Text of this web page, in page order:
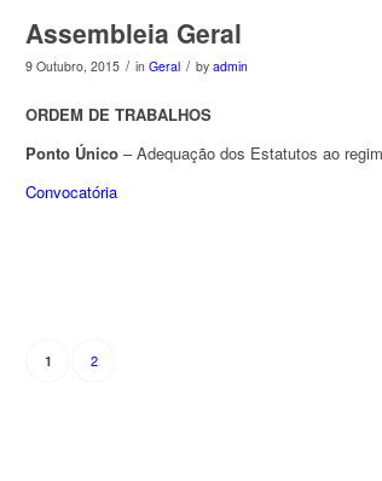
Assembleia Geral
9 Outubro, 2015 / in Geral / by admin
ORDEM DE TRABALHOS
Ponto Único – Adequação dos Estatutos ao
Convocatória
1 2